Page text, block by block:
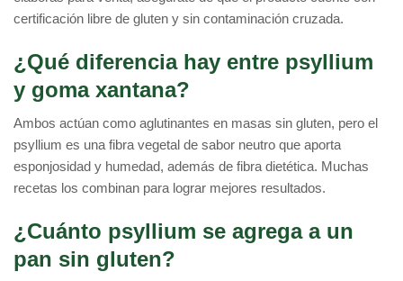
certificación libre de gluten y sin contaminación cruzada.
¿Qué diferencia hay entre psyllium
y goma xantana?
Ambos actúan como aglutinantes en masas sin gluten, pero el
psyllium es una fibra vegetal de sabor neutro que aporta
esponjosidad y humedad, además de fibra dietética. Muchas
recetas los combinan para lograr mejores resultados.
¿Cuánto psyllium se agrega a un
pan sin gluten?